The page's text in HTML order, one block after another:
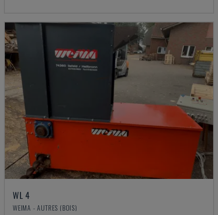
WL 4
WEIMA - AUTRES (BOIS)